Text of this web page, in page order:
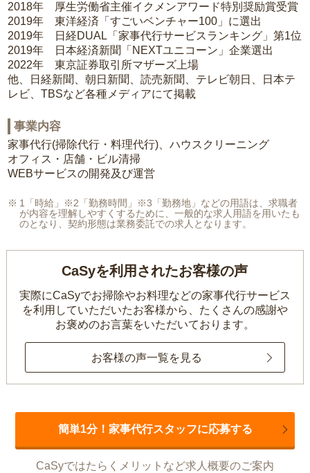
2018年 厚生労働省主催イクメンアワード特別奨励賞受賞
2019年 東洋経済「すごいベンチャー100」に選出
2019年 日経DUAL「家事代行サービスランキング」第1位
2019年 日本経済新聞「NEXTユニコーン」企業選出
2022年 東京証券取引所マザーズ上場
他、日経新聞、朝日新聞、読売新聞、テレビ朝日、日本テ
レビ、TBSなど各種メディアにて掲載
事業内容
家事代行(掃除代行・料理代行)、ハウスクリーニング
オフィス・店舗・ビル清掃
WEBサービスの開発及び運営
1「時給」※2「勤務時間」※3「勤務地」などの用語は、求職者
が内容を理解しやすくするために、一般的な求人用語を用いたも
のとなり、契約形態は業務委託での求人となります。
CaSyを利用されたお客様の声
実際にCaSyでお掃除やお料理などの家事代行サービス
を利用していただいたお客様から、 たくさんの感謝や
お褒めのお言葉をいただいております。
お客様の声一覧を見る
簡単1分！家事代行スタッフに応募する
CaSyではたらくメリットなど求人概要のご案内